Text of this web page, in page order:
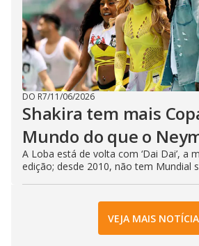
DO R7/11/06/2026
Shakira tem mais
Mundo do que o
A Loba está de volta com ‘Dai Dai’, a
edição; desde 2010, não tem Mundial
VEJA MAIS